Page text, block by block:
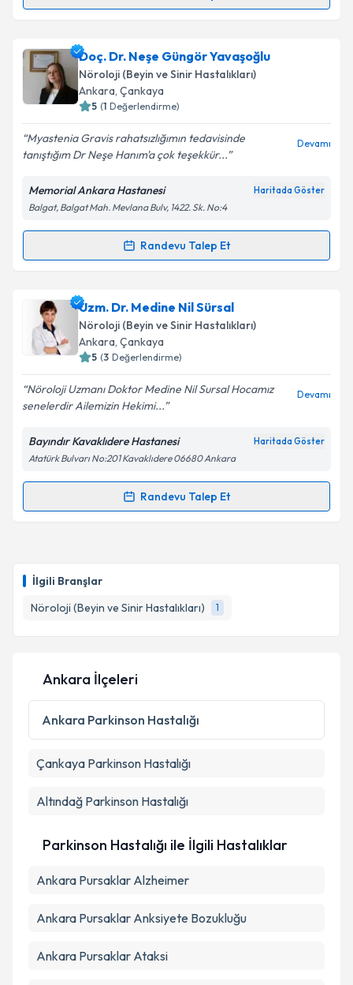
İlgili Branşlar
Nöroloji (Beyin ve Sinir Hastalıkları)
1
Uzm. Dr. Filiz Ökten için randevu takvimi talebi
oluşturun. Size bu uzmandan randevu almanız için bir
takvim hazırlandığında e-posta ile bilgilendireceğiz.
Kişisel verilerimin işlenmesine ilişkin
Aydınlatma
Metni'ni okudum ve kişisel verilerimin belirtilen
kapsamda işlenmesini kabul ediyorum.
Doç. Dr. Neşe Güngör Yavaşoğlu
Nöroloji (Beyin ve Sinir Hastalıkları)
Ankara, Çankaya
5 (1 Değerlendirme)
Myastenia Gravis rahatsızlığımın tedavisinde
tanıştığım Dr Neşe Hanım'a çok teşekkür...
Devamı
Memorial Ankara Hastanesi Haritada Göster
Balgat, Balgat Mah. Mevlana Bulv, 1422. Sk. No:4
Randevu Talep Et
Randevu Takvimi Talebi
Doç. Dr. Neşe Güngör Yavaşoğluiçin randevu
takvimi talebi oluşturun. Size bu uzmandan randevu
almanız için bir takvim hazırlandığında e-posta ile
bilgilendireceğiz.
E-posta Adresiniz
Kişisel verilerimin işlenmesine ilişkin
Metni'ni okudum ve kişisel verilerimin belirtilen
kapsamda işlenmesini kabul ediyorum.
Uzm. Dr. Medine Nil Sürsal
Nöroloji (Beyin ve Sinir Hastalıkları)
Ankara, Çankaya
5 (3 Değerlendirme)
Nöroloji Uzmanı Doktor Medine Nil Sursal Hocamız
senelerdir Ailemizin Hekimi...
Devamı
Bayındır Kavaklıdere Hastanesi Haritada Göster
Atatürk Bulvarı No:201 Kavaklıdere 06680 Ankara
Randevu Talep Et
Randevu Takvimi Talebi
için bir takvim hazırlandığında e-posta ile
bilgilendireceğiz.
E-posta Adresiniz
Kişisel verilerimin işlenmesine ilişkin
Metni'ni okudum ve kişisel verilerimin belirtilen
Takvim Talebini Gönder
Ankara İlçeleri
Ankara Parkinson Hastalığı
Çankaya Parkinson Hastalığı
Altındağ Parkinson Hastalığı
Parkinson Hastalığı ile İlgili Hastalıklar
Ankara Pursaklar Alzheimer
Ankara Pursaklar Anksiyete Bozukluğu
Ankara Pursaklar Ataksi